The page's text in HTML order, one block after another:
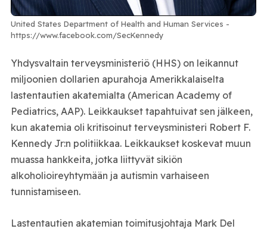
United States Department of Health and Human Services -
https://www.facebook.com/SecKennedy
Yhdysvaltain terveysministeriö (HHS) on leikannut
miljoonien dollarien apurahoja Amerikkalaiselta
lastentautien akatemialta (American Academy of
Pediatrics, AAP). Leikkaukset tapahtuivat sen jälkeen,
kun akatemia oli kritisoinut terveysministeri Robert F.
Kennedy Jr:n politiikkaa. Leikkaukset koskevat muun
muassa hankkeita, jotka liittyvät sikiön
alkoholioireyhtymään ja autismin varhaiseen
tunnistamiseen.
Lastentautien akatemian toimitusjohtaja Mark Del